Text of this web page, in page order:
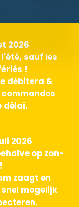
2026
sauf les
!
débitera &
délai.
2026
op zon-
zaagt en
mogelijk